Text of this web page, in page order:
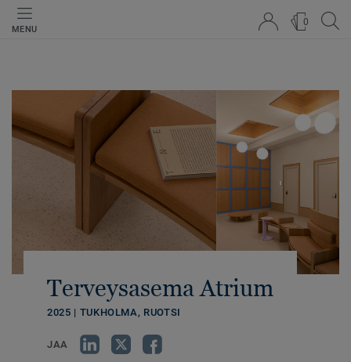
MENU
0
Terveysasema Atrium
2025 | TUKHOLMA, RUOTSI
JAA